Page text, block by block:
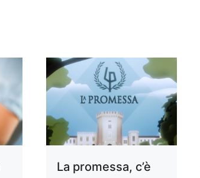
La promessa, c’è